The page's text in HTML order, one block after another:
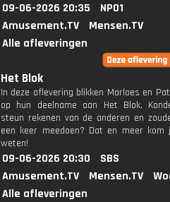
09-06-2026 20:35
NPO1
Amusement.TV
Mensen.TV
Alle afleveringen
Het Blok
In deze aflevering blikken Marloes en
op hun deelname aan Het Blok.
steun rekenen van de anderen en
een keer meedoen? Dat en meer
weten!
09-06-2026 20:30
SBS
Amusement.TV
Mensen.TV
Alle afleveringen